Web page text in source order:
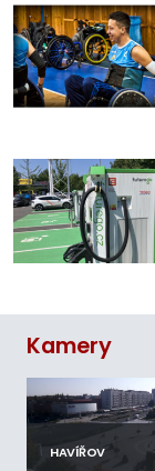
Kamery
HAVÍŘOV